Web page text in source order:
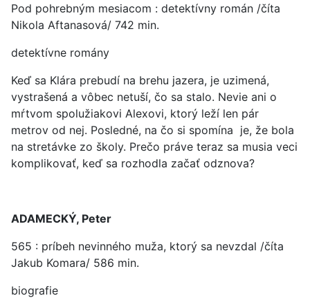
Pod pohrebným mesiacom : detektívny román /číta
Nikola Aftanasová/ 742 min.
detektívne romány
Keď sa Klára prebudí na brehu jazera, je uzimená,
vystrašená a vôbec netuší, čo sa stalo. Nevie ani o
mŕtvom spolužiakovi Alexovi, ktorý leží len pár
metrov od nej. Posledné, na čo si spomína je, že bola
na stretávke zo školy. Prečo práve teraz sa musia veci
komplikovať, keď sa rozhodla začať odznova?
ADAMECKÝ, Peter
565 : príbeh nevinného muža, ktorý sa nevzdal /číta
Jakub Komara/ 586 min.
biografie